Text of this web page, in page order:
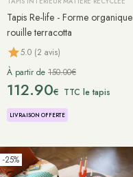
Tapis Re-life - Forme organique
rouille terracotta
5.0 (2 avis)
À partir de 150.00€
112.90€ TTC le tapis
LIVRAISON OFFERTE
-25%